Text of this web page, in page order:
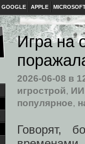
GOOGLE APPLE
Игра на
2026-06-08 в
игрострой, ИИ
популярное,
Говорят,